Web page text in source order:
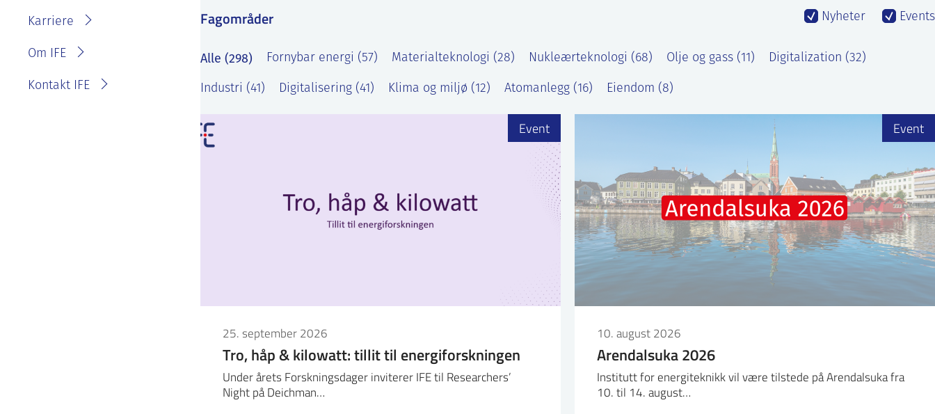
Karriere
Om IFE
Personvernerklæring for
Kontakt IFE
Fakturainformasjon
Varsling eller melde
Fagområder Nyheter Events
Alle (298) Fornybar energi (57) Materialteknologi (28) Nukleærteknologi (68) Olje og gass (11) Digitalization (32)
Industri (41) Digitalisering (41) Klima og miljø (12) Atomanlegg (16) Eiendom (8)
25. september 2026
Tro, håp & kilowatt: tillit til energiforskningen
Under årets Forskningsdager inviterer IFE til Researchers’
Night på Deichman…
Event
10. august 2026
Arendalsuka 2026
Institutt for energiteknikk vil være tilstede på Arendalsuka fra
10. til 14. august…
Event